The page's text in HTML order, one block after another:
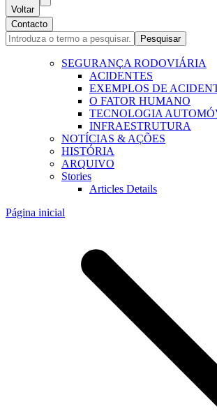
Voltar
Contacto
Pesquisar
SEGURANÇA RODOVIÁRIA
ACIDENTES
EXEMPLOS DE
O FATOR HUMANO
TECNOLOGIA
INFRAESTRUTURA
NOTÍCIAS & AÇÕES
HISTÓRIA
ARQUIVO
Stories
Articles Details
Página inicial